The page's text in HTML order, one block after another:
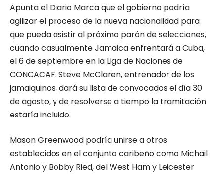
Apunta el Diario Marca que el gobierno podría
agilizar el proceso de la nueva nacionalidad para
que pueda asistir al próximo parón de selecciones,
cuando casualmente Jamaica enfrentará a Cuba,
el 6 de septiembre en la Liga de Naciones de
CONCACAF. Steve McClaren, entrenador de los
jamaiquinos, dará su lista de convocados el día 30
de agosto, y de resolverse a tiempo la tramitación
estaría incluido.
Mason Greenwood podría unirse a otros
establecidos en el conjunto caribeño como Michail
Antonio y Bobby Ried, del West Ham y Leicester